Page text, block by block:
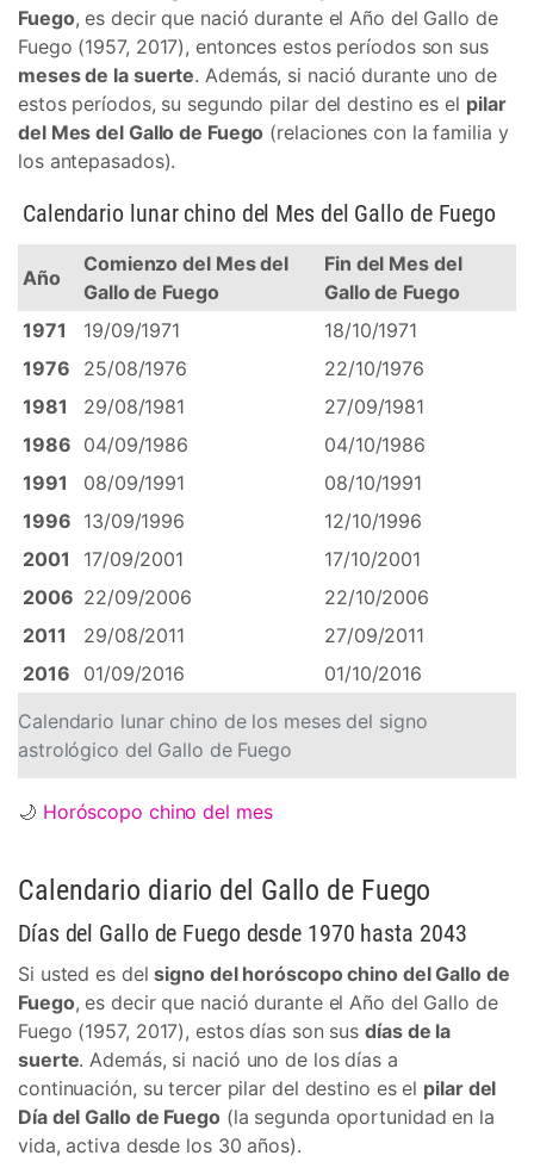
Fuego, es decir que nació durante el Año del Gallo de
Fuego (1957, 2017), entonces estos períodos son sus
meses de la suerte. Además, si nació durante uno de
estos períodos, su segundo pilar del destino es el pilar
del Mes del Gallo de Fuego (relaciones con la familia y
los antepasados).
Calendario lunar chino de los meses del signo
astrológico del Gallo de Fuego
Calendario lunar chino del Mes del Gallo de Fuego
Año
Comienzo del Mes del
Gallo de Fuego
Fin del Mes del
Gallo de Fuego
1971
19/09/1971
18/10/1971
1976
25/08/1976
22/10/1976
1981
29/08/1981
27/09/1981
1986 04/09/1986
04/10/1986
1991
08/09/1991
08/10/1991
1996 13/09/1996
12/10/1996
2001
17/09/2001
17/10/2001
2006 22/09/2006
22/10/2006
2011
29/08/2011
27/09/2011
2016
01/09/2016 01/10/2016
🌙 Horóscopo chino del mes
Calendario diario del Gallo de Fuego
Días del Gallo de Fuego desde 1970 hasta 2043
Si usted es delsigno del horóscopo chino del Gallo de
Fuego, es decir que nació durante el Año del Gallo de
Fuego (1957, 2017), estos días son susdías de la
suerte. Además, si nació uno de los días a
continuación, su tercer pilar del destino es el pilar del
Día del Gallo de Fuego(la segunda oportunidad en la
vida, activa desde los 30 años).